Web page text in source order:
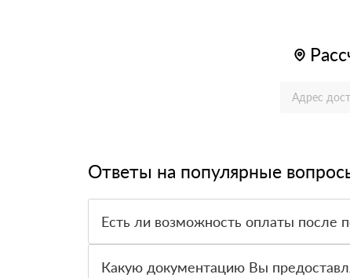
Ответы на популярные
Есть ли возможность оплаты после
вправе от него отказаться.
Какую документацию Вы